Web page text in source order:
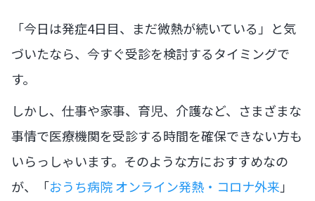
「今日は発症4日目、まだ微熱が続いている」と気
づいたなら、今すぐ受診を検討するタイミングで
す。
しかし、仕事や家事、育児、介護など、さまざまな
事情で医療機関を受診する時間を確保できない方も
いらっしゃいます。そのような方におすすめなの
が、「おうち病院 オンライン発熱・コロナ外来 」